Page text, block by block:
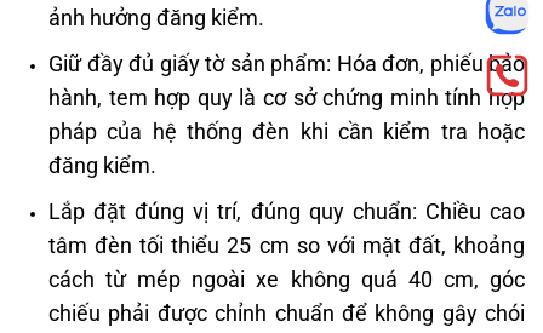
ảnh hưởng đăng kiểm.
Giữ đầy đủ giấy tờ sản phẩm: Hóa đơn, phiếu bảo
hành, tem hợp quy là cơ sở chứng minh tính hợp
pháp của hệ thống đèn khi cần kiểm tra hoặc
đăng kiểm.
Lắp đặt đúng vị trí, đúng quy chuẩn: Chiều cao
tâm đèn tối thiểu 25 cm so với mặt đất, khoảng
cách từ mép ngoài xe không quá 40 cm, góc
chiếu phải được chỉnh chuẩn để không gây chói